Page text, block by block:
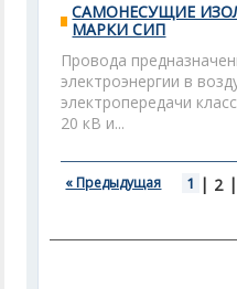
САМОНЕСУЩИЕ
МАРКИ СИП
Провода
электроэнергии в
электропередачи
20 кВ и...
« Предыдущая 1 | 2 |